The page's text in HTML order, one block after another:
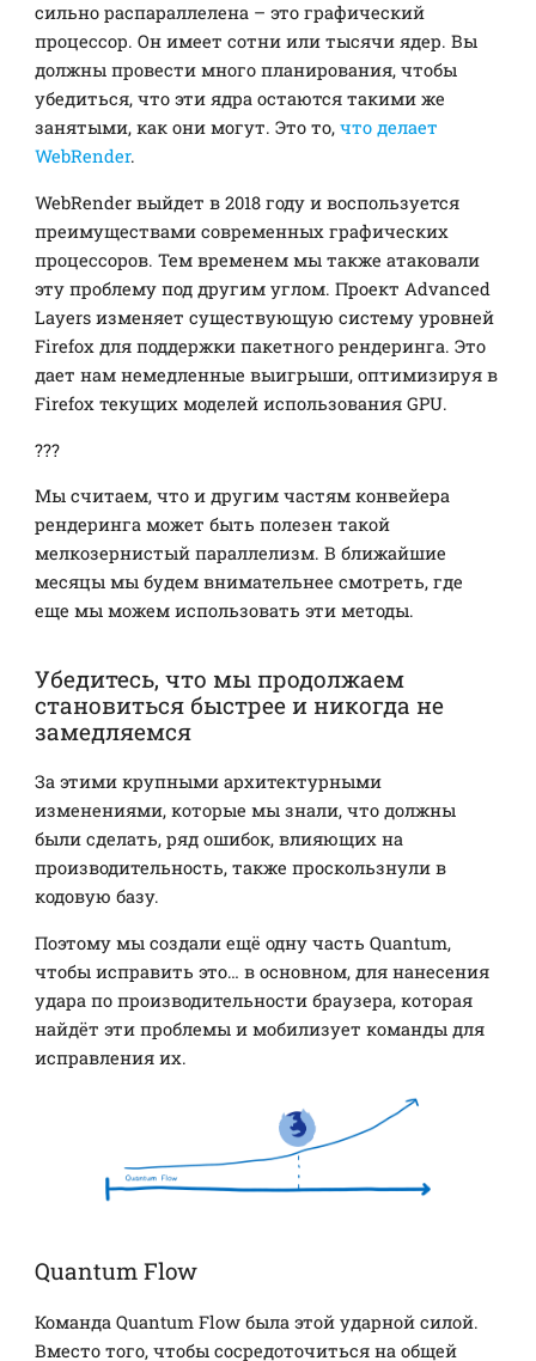
сильно распараллелена – это графический
процессор. Он имеет сотни или тысячи ядер. Вы
должны провести много планирования, чтобы
убедиться, что эти ядра остаются такими же
занятыми, как они могут. Это то,что делает
WebRender.
WebRender выйдет в 2018 году и воспользуется
преимуществами современных графических
процессоров. Тем временем мы также атаковали
эту проблему под другим углом. Проект Advanced
Layers изменяет существующую систему уровней
Firefox для поддержки пакетного рендеринга. Это
дает нам немедленные выигрыши, оптимизируя в
Firefox текущих моделей использования GPU.
???
Мы считаем, что и другим частям конвейера
рендеринга может быть полезен такой
мелкозернистый параллелизм. В ближайшие
месяцы мы будем внимательнее смотреть, где
еще мы можем использовать эти методы.
Убедитесь, что мы продолжаем
становиться быстрее и никогда не
замедляемся
За этими крупными архитектурными
изменениями, которые мы знали, что должны
были сделать, ряд ошибок, влияющих на
производительность, также проскользнули в
кодовую базу.
Поэтому мы создали ещё одну часть Quantum,
чтобы исправить это… в основном, для нанесения
удара по производительности браузера, которая
найдёт эти проблемы и мобилизует команды для
исправления их.
Quantum Flow
Команда Quantum Flow была этой ударной силой.
Вместо того, чтобы сосредоточиться на общей